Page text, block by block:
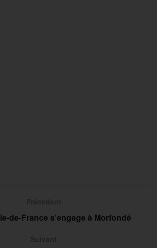
de-France s’engage à Morfondé